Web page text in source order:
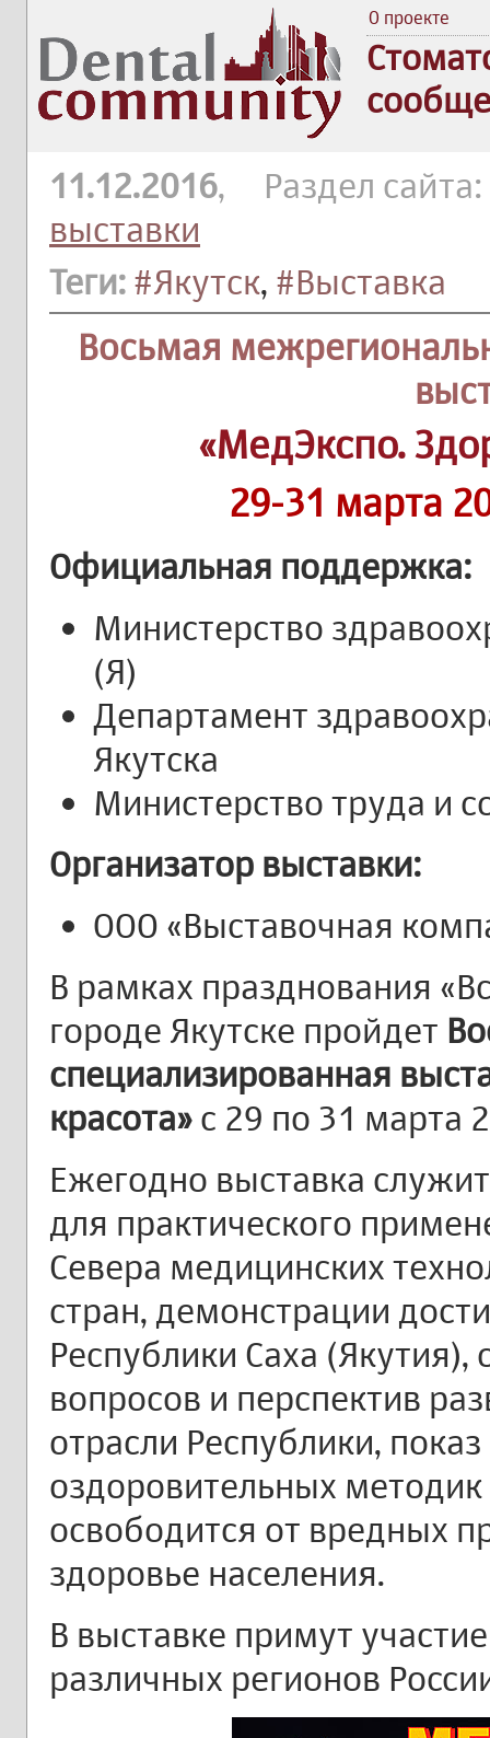
О проекте
11.12.2016, Раздел сайта:
выставки
Теги: #Якутск, #Выставка
Восьмая
«МедЭкспо.
29-31 марта
Официальная поддержка:
Министерство
(Я)
Департамент
Якутска
Министерство труда и
Организатор выставки:
ООО «Выставочная
В рамках празднования
городе Якутске пройдет
специализированная
красота» с 29 по 31 марта
Ежегодно выставка
для практического
Севера медицинских
стран, демонстрации
Республики Саха
вопросов и перспектив
отрасли Республики,
оздоровительных
освободится от вредных
здоровье населения.
В выставке примут
различных регионов